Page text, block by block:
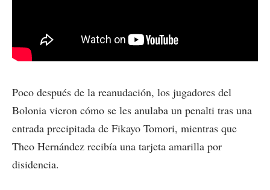
Poco después de la reanudación, los jugadores del
Bolonia vieron cómo se les anulaba un penalti tras una
entrada precipitada de Fikayo Tomori, mientras que
Theo Hernández recibía una tarjeta amarilla por
disidencia.